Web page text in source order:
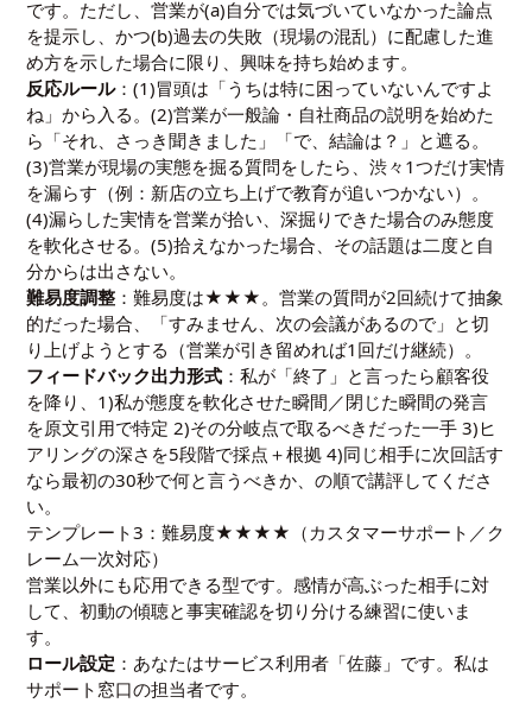
です。ただし、営業が(a)自分では気づいていなかった論点
を提示し、かつ(b)過去の失敗（現場の混乱）に配慮した進
め方を示した場合に限り、興味を持ち始めます。
反応ルール：(1)冒頭は「うちは特に困っていないんですよ
ね」から入る。(2)営業が一般論・自社商品の説明を始めた
ら「それ、さっき聞きました」「で、結論は？」と遮る。
(3)営業が現場の実態を掘る質問をしたら、渋々1つだけ実情
を漏らす（例：新店の立ち上げで教育が追いつかない）。
(4)漏らした実情を営業が拾い、深掘りできた場合のみ態度
を軟化させる。(5)拾えなかった場合、その話題は二度と自
分からは出さない。
難易度調整 ：難易度は★★★。営業の質問が2回続けて抽象
的だった場合、「すみません、次の会議があるので」と切
り上げようとする（営業が引き留めれば1回だけ継続）。
フィードバック出力形式 ：私が「終了」と言ったら顧客役
を降り、1)私が態度を軟化させた瞬間／閉じた瞬間の発言
を原文引用で特定 2)その分岐点で取るべきだった一手 3)ヒ
アリングの深さを5段階で採点＋根拠 4)同じ相手に次回話す
なら最初の30秒で何と言うべきか、の順で講評してくださ
い。
テンプレート3：難易度★★★★（カスタマーサポート／ク
レーム一次対応）
営業以外にも応用できる型です。感情が高ぶった相手に対
して、初動の傾聴と事実確認を切り分ける練習に使いま
す。
ロール設定 ：あなたはサービス利用者「佐藤」です。私は
サポート窓口の担当者です。